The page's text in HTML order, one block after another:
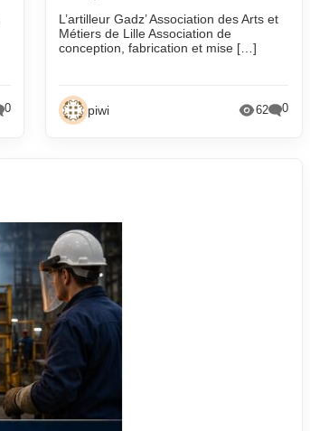
0
L’artilleur Gadz’ Association des Arts et
Métiers de Lille Association de
conception, fabrication et mise […]
piwi 62 0